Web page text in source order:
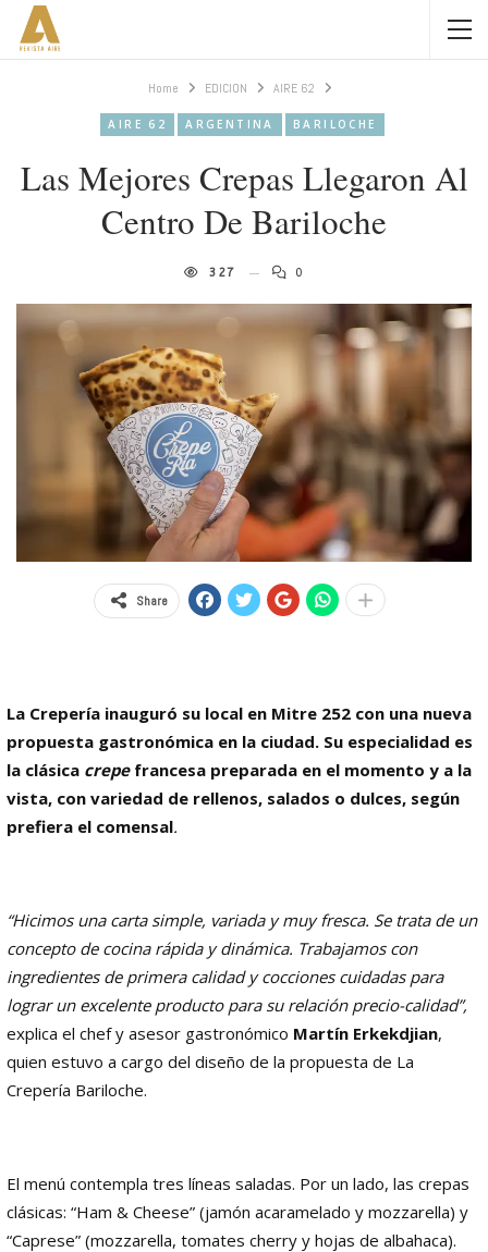
Home EDICION AIRE 62
AIRE 62 ARGENTINA BARILOCHE
Las Mejores Crepas Llegaron Al
Centro De Bariloche
327 0
Share
La Crepería inauguró su local en Mitre 252 con una nueva
propuesta gastronómica en la ciudad. Su especialidad es
la clásica crepefrancesa preparada en el momento y a la
vista, con variedad de rellenos, salados o dulces, según
prefiera el comensal.
“Hicimos una carta simple, variada y muy fresca. Se trata de un
concepto de cocina rápida y dinámica. Trabajamos con
ingredientes de primera calidad y cocciones cuidadas para
lograr un excelente producto para su relación precio-calidad”,
explica el chef y asesor gastronómico Martín Erkekdjian,
quien estuvo a cargo del diseño de la propuesta de La
Crepería Bariloche.
El menú contempla tres líneas saladas. Por un lado, las crepas
clásicas: “Ham & Cheese” (jamón acaramelado y mozzarella) y
“Caprese” (mozzarella, tomates cherry y hojas de albahaca).